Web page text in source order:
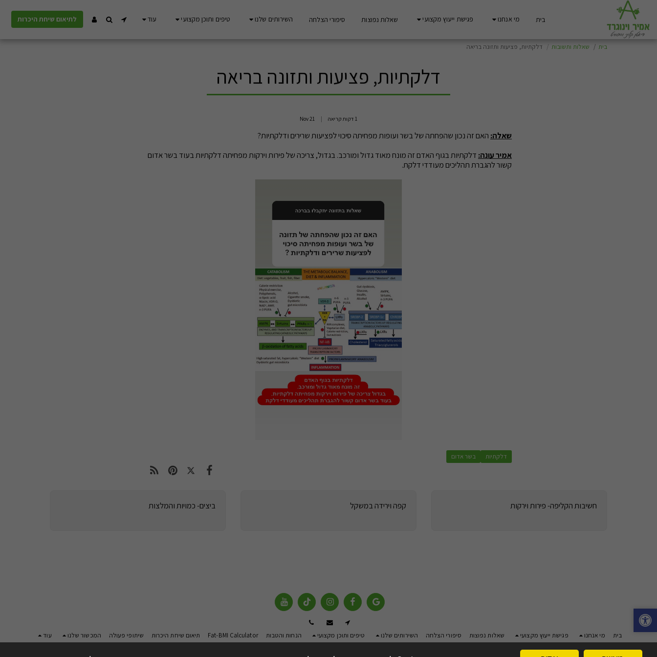
בית מי אנחנו פגישת ייעוץ מקצועי שאלות נפוצות סיפורי הצלחה השירותים שלנו טיפים ותוכן מקצועי עוד לתיאום שיחת היכרות
בית שאלות ותשובות דלקתיות, פציעות ותזונה בריאה
דלקתיות, פציעות ותזונה בריאה
1 דקות קריאה 21
Nov
שאלה: האם זה נכון שהפחתה של בשר ועופות מפחיתה סיכוי לפציעות שרירים ודלקתיות?
אמיר עונה: דלקתיות בגוף האדם זה מונח מאוד גדול ומורכב. בגדול, צריכה של פירות וירקות מפחיתה דלקתיות בעוד בשר אדום
קשור להגברת תהליכים מעודדי דלקת.
דלקתיות בשר אדום
חשיבות הקליפה- פירות וירקות קפה וירידה במשקל ביצים- כמויות והמלצות
בית מי אנחנו פגישת ייעוץ מקצועי שאלות נפוצות סיפורי הצלחה השירותים שלנו טיפים ותוכן מקצועי הנחות והטבות Fat-BMI Calculator תיאום שיחת היכרות שיתופי פעולה המכשור שלנו עוד